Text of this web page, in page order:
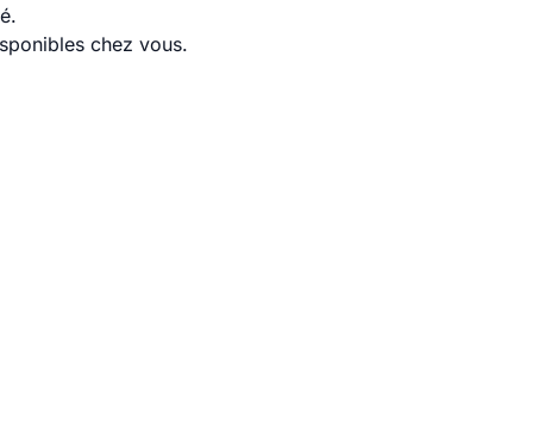
chez vous.